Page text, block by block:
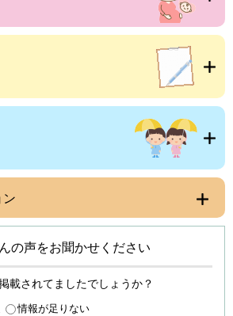
ン
の声をお聞かせください
載されてましたでしょうか？
情報が足りない